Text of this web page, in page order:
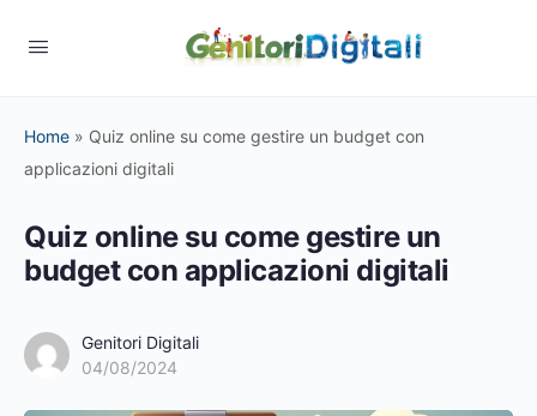
Home » Quiz online su come gestire un budget con
applicazioni digitali
Quiz online su come gestire un
budget con applicazioni digitali
Genitori Digitali
04/08/2024